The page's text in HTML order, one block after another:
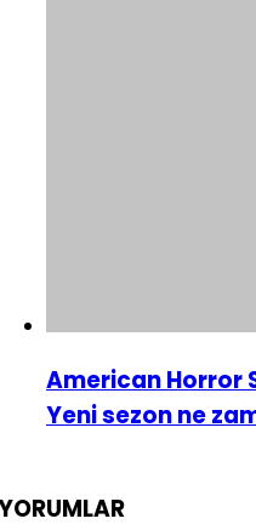
American Horror
Yeni sezon ne